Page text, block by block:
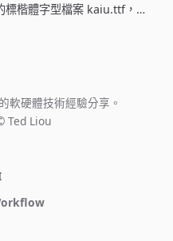
楷體字型檔案 kaiu.ttf，移
軟硬體技術經驗分享。
Ted Liou